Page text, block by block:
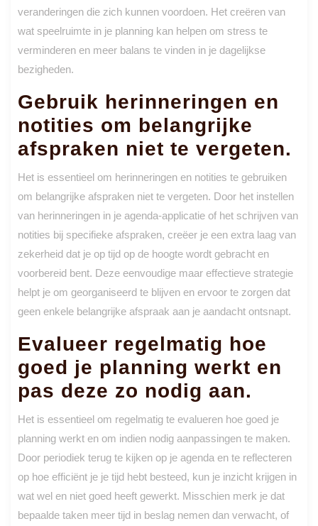
veranderingen die zich kunnen voordoen. Het creëren van
wat speelruimte in je planning kan helpen om stress te
verminderen en meer balans te vinden in je dagelijkse
bezigheden.
Gebruik herinneringen en
notities om belangrijke
afspraken niet te vergeten.
Het is essentieel om herinneringen en notities te gebruiken
om belangrijke afspraken niet te vergeten. Door het instellen
van herinneringen in je agenda-applicatie of het schrijven van
notities bij specifieke afspraken, creëer je een extra laag van
zekerheid dat je op tijd op de hoogte wordt gebracht en
voorbereid bent. Deze eenvoudige maar effectieve strategie
helpt je om georganiseerd te blijven en ervoor te zorgen dat
geen enkele belangrijke afspraak aan je aandacht ontsnapt.
Evalueer regelmatig hoe
goed je planning werkt en
pas deze zo nodig aan.
Het is essentieel om regelmatig te evalueren hoe goed je
planning werkt en om indien nodig aanpassingen te maken.
Door periodiek terug te kijken op je agenda en te reflecteren
op hoe efficiënt je je tijd hebt besteed, kun je inzicht krijgen in
wat wel en niet goed heeft gewerkt. Misschien merk je dat
bepaalde taken meer tijd in beslag nemen dan verwacht, of